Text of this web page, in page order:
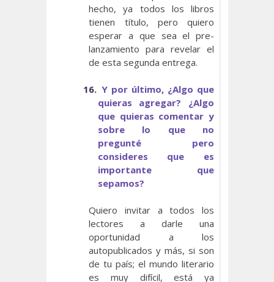
hecho, ya todos los libros
tienen título, pero quiero
esperar a que sea el pre-
lanzamiento para revelar el
de esta segunda entrega.
16. Y por último, ¿Algo que
quieras agregar? ¿Algo
que quieras comentar y
sobre lo que no
pregunté pero
consideres que es
importante que
sepamos?
Quiero invitar a todos los
lectores a darle una
oportunidad a los
autopublicados y más, si son
de tu país; el mundo literario
es muy difícil, está ya